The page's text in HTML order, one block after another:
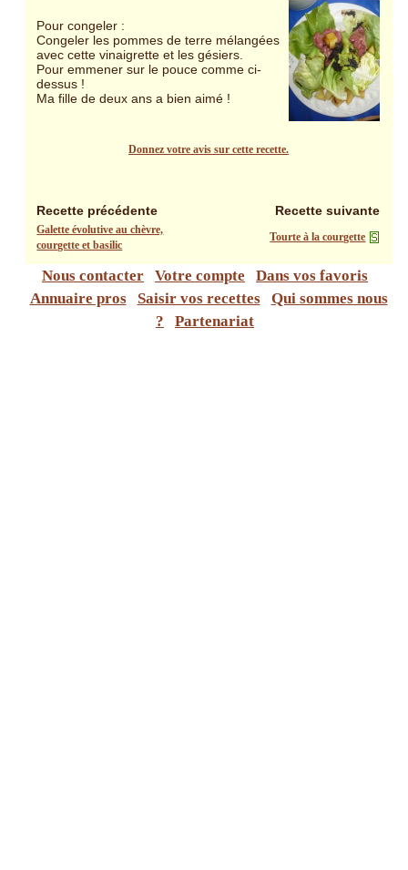
Pour congeler :
Congeler les pommes de terre mélangées
avec cette vinaigrette et les gésiers.
Pour emmener sur le pouce comme ci-
dessus !
Ma fille de deux ans a bien aimé !
Donnez votre avis sur cette recette.
Recette précédente Recette suivante
Galette évolutive au chèvre,
courgette et basilic
Tourte à la courgette
Nous contacter Votre compte
Dans vos favoris
Annuaire pros
Saisir vos recettes
Qui sommes nous
?
Partenariat